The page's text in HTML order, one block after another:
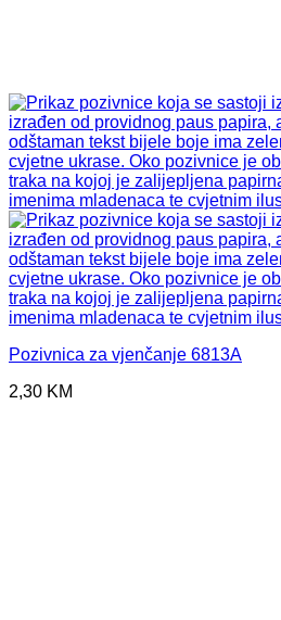
Pozivnica za vjenčanje 6813A
2,30 KM